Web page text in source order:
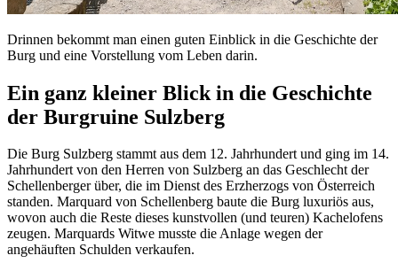
Drinnen bekommt man einen guten Einblick in die Geschichte der
Burg und eine Vorstellung vom Leben darin.
Ein ganz kleiner Blick in die Geschichte
der Burgruine Sulzberg
Die Burg Sulzberg stammt aus dem 12. Jahrhundert und ging im 14.
Jahrhundert von den Herren von Sulzberg an das Geschlecht der
Schellenberger über, die im Dienst des Erzherzogs von Österreich
standen. Marquard von Schellenberg baute die Burg luxuriös aus,
wovon auch die Reste dieses kunstvollen (und teuren) Kachelofens
zeugen. Marquards Witwe musste die Anlage wegen der
angehäuften Schulden verkaufen.